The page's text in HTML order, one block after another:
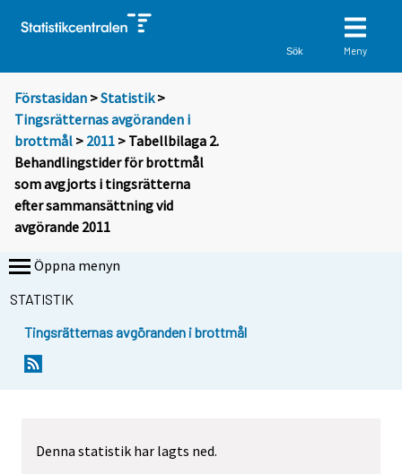
Sök Meny
Förstasidan >Statistik >
Tingsrätternas avgöranden i
brottmål > 2011 > Tabellbilaga 2.
Behandlingstider för brottmål
som avgjorts i tingsrätterna
efter sammansättning vid
avgörande 2011
Öppna menyn
STATISTIK
Tingsrätternas avgöranden i brottmål
Denna statistik har lagts ned.